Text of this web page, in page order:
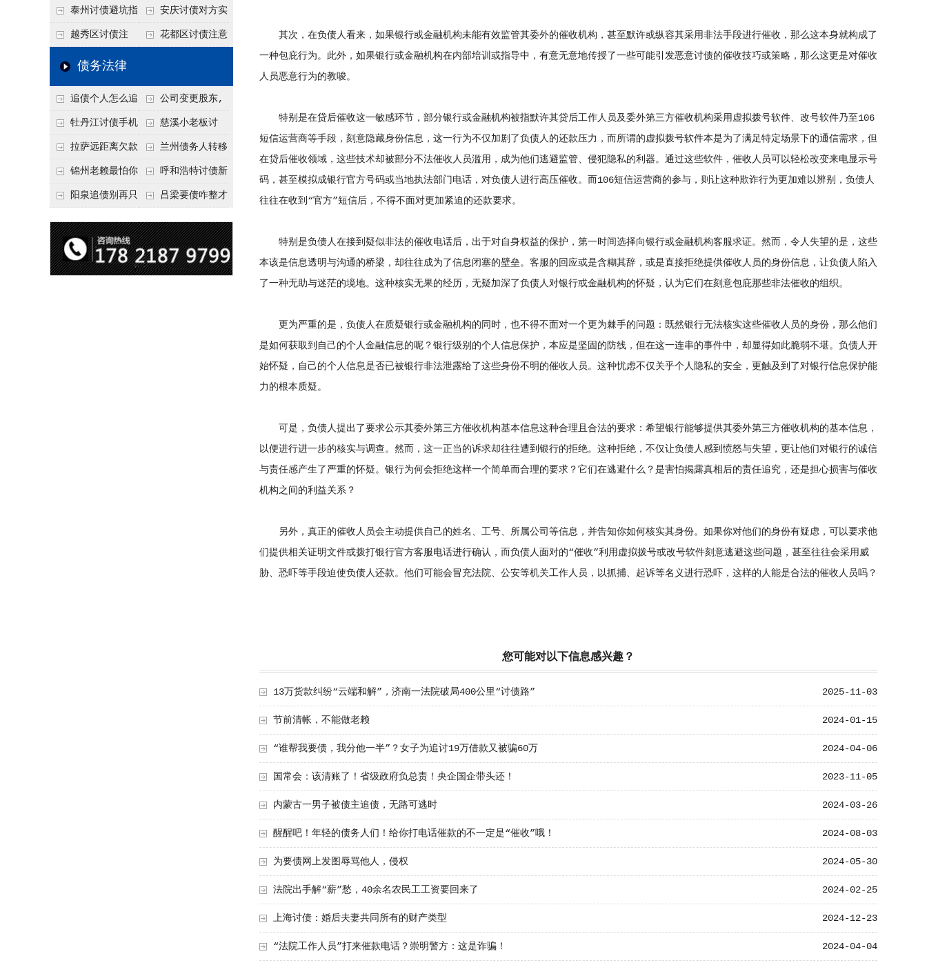
么方法要回来 么？2026年这两个关
键细节，做错就很难
泰州讨债避坑指
南：2026年这2个细
节不注意，钱很难要
安庆讨债对方实
在没钱咋办？
越秀区讨债注
意！没有借条只有微
把钱要回来
花都区讨债注意
节点”催收最有效
债务法律
追债个人怎么追
回呢？2026年最新绝
招选择！
公司变更股东,
变更前的债权债务谁
承担
牡丹江讨债手机
搞定：2026年线上立
案追债全流程，足不
出户
慈溪小老板讨
债，2026年这2个本
地行业协会出面，比
法院传票快
拉萨远距离欠款
对方在牧区联系不
上，2026年委托当地
兰州债务人转移
财产后申请破产，20
26年破产程序里还能
锦州老赖最怕你
懂这1条，2026
罪”详解，能判刑
呼和浩特讨债新
招：2026年用“律师
成本低见效快
阳泉追债别再只
类隐形财产（公积
金、保单）也能执行
吕梁要债咋整才
调解渠道，比找公司
强
其次，在负债人看来，如果银行或金融机构未能有效监管其委外的催收机构，甚至默许或纵容其采用非法手段进行催收，那么这本身就构成了
一种包庇行为。此外，如果银行或金融机构在内部培训或指导中，有意无意地传授了一些可能引发恶意讨债的催收技巧或策略，那么这更是对催收
人员恶意行为的教唆。
特别是在贷后催收这一敏感环节，部分银行或金融机构被指默许其贷后工作人员及委外第三方催收机构采用虚拟拨号软件、改号软件乃至106
短信运营商等手段，刻意隐藏身份信息，这一行为不仅加剧了负债人的还款压力，而所谓的虚拟拨号软件本是为了满足特定场景下的通信需求，但
在贷后催收领域，这些技术却被部分不法催收人员滥用，成为他们逃避监管、侵犯隐私的利器。通过这些软件，催收人员可以轻松改变来电显示号
码，甚至模拟成银行官方号码或当地执法部门电话，对负债人进行高压催收。而106短信运营商的参与，则让这种欺诈行为更加难以辨别，负债人
往往在收到“官方”短信后，不得不面对更加紧迫的还款要求。
特别是负债人在接到疑似非法的催收电话后，出于对自身权益的保护，第一时间选择向银行或金融机构客服求证。然而，令人失望的是，这些
本该是信息透明与沟通的桥梁，却往往成为了信息闭塞的壁垒。客服的回应或是含糊其辞，或是直接拒绝提供催收人员的身份信息，让负债人陷入
了一种无助与迷茫的境地。这种核实无果的经历，无疑加深了负债人对银行或金融机构的怀疑，认为它们在刻意包庇那些非法催收的组织。
更为严重的是，负债人在质疑银行或金融机构的同时，也不得不面对一个更为棘手的问题：既然银行无法核实这些催收人员的身份，那么他们
是如何获取到自己的个人金融信息的呢？银行级别的个人信息保护，本应是坚固的防线，但在这一连串的事件中，却显得如此脆弱不堪。负债人开
始怀疑，自己的个人信息是否已被银行非法泄露给了这些身份不明的催收人员。这种忧虑不仅关乎个人隐私的安全，更触及到了对银行信息保护能
力的根本质疑。
可是，负债人提出了要求公示其委外第三方催收机构基本信息这种合理且合法的要求：希望银行能够提供其委外第三方催收机构的基本信息，
以便进行进一步的核实与调查。然而，这一正当的诉求却往往遭到银行的拒绝。这种拒绝，不仅让负债人感到愤怒与失望，更让他们对银行的诚信
与责任感产生了严重的怀疑。银行为何会拒绝这样一个简单而合理的要求？它们在逃避什么？是害怕揭露真相后的责任追究，还是担心损害与催收
机构之间的利益关系？
另外，真正的催收人员会主动提供自己的姓名、工号、所属公司等信息，并告知你如何核实其身份。如果你对他们的身份有疑虑，可以要求他
们提供相关证明文件或拨打银行官方客服电话进行确认，而负债人面对的“催收”利用虚拟拨号或改号软件刻意逃避这些问题，甚至往往会采用威
胁、恐吓等手段迫使负债人还款。他们可能会冒充法院、公安等机关工作人员，以抓捕、起诉等名义进行恐吓，这样的人能是合法的催收人员吗？
您可能对以下信息感兴趣？
2025-11-03
13万货款纠纷“云端和解”，济南一法院破局400公里“讨债路”
2024-01-15
节前清帐，不能做老赖
2024-04-06
“谁帮我要债，我分他一半”？女子为追讨19万借款又被骗60万
2023-11-05
国常会：该清账了！省级政府负总责！央企国企带头还！
2024-03-26
内蒙古一男子被债主追债，无路可逃时
2024-08-03
醒醒吧！年轻的债务人们！给你打电话催款的不一定是“催收”哦！
2024-05-30
为要债网上发图辱骂他人，侵权
2024-02-25
法院出手解“薪”愁，40余名农民工工资要回来了
2024-12-23
上海讨债：婚后夫妻共同所有的财产类型
2024-04-04
“法院工作人员”打来催款电话？崇明警方：这是诈骗！